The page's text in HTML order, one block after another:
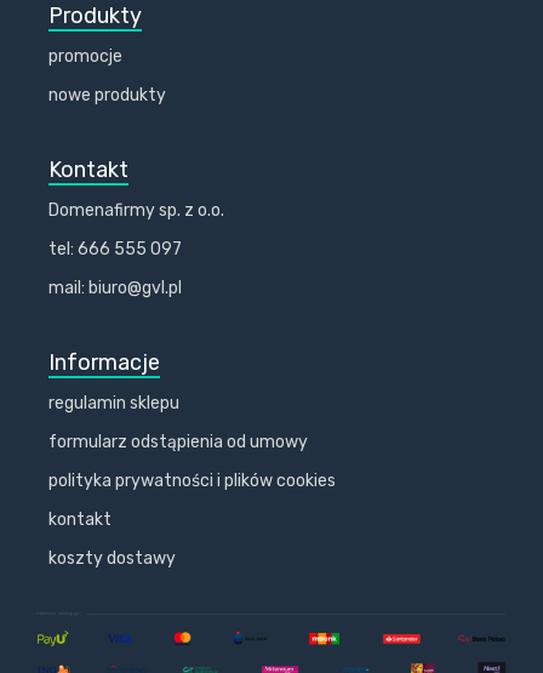
Produkty
promocje
nowe produkty
Kontakt
Domenafirmy sp. z o.o.
tel: 666 555 097
mail: biuro@gvl.pl
Informacje
regulamin sklepu
formularz odstąpienia od umowy
polityka prywatności i plików cookies
kontakt
koszty dostawy